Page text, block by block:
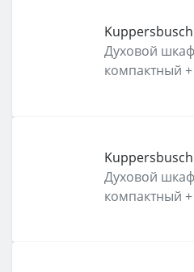
Kuppersbusch
Духовой
компактный
Kuppersbusch
Духовой
компактный